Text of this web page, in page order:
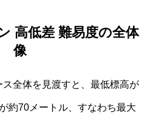
高低差 難易度の全体
像
全体を見渡すと、最低標高が
約70メートル、すなわち最大